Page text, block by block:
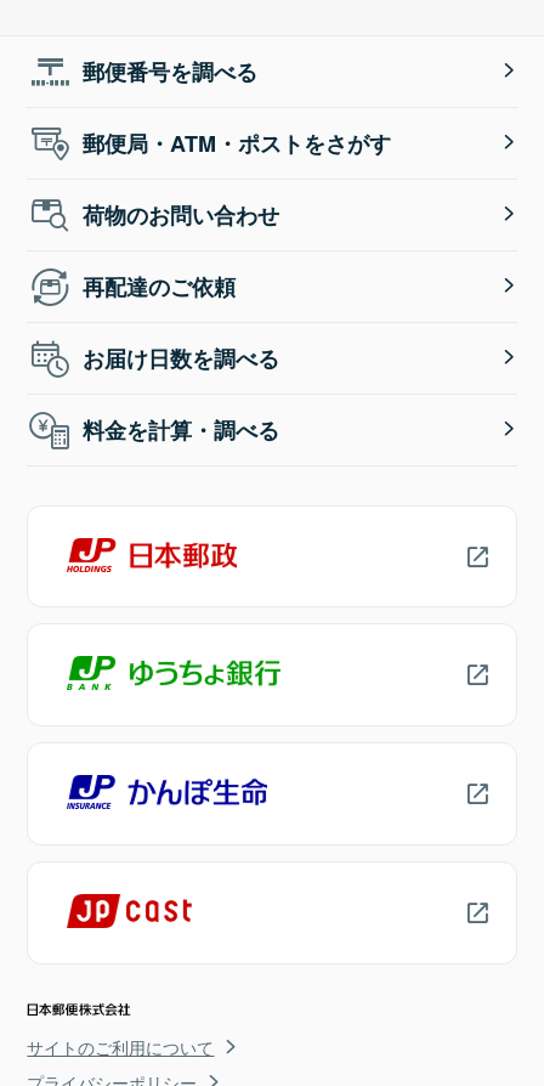
郵便番号を調べる
郵便局・ATM・ポストをさがす
荷物のお問い合わせ
再配達のご依頼
お届け日数を調べる
料金を計算・調べる
サイトのご利用について